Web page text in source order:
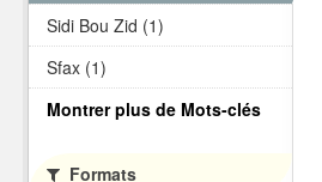
Sidi Bou Zid (1)
Sfax (1)
Montrer plus de Mots-clés
Formats